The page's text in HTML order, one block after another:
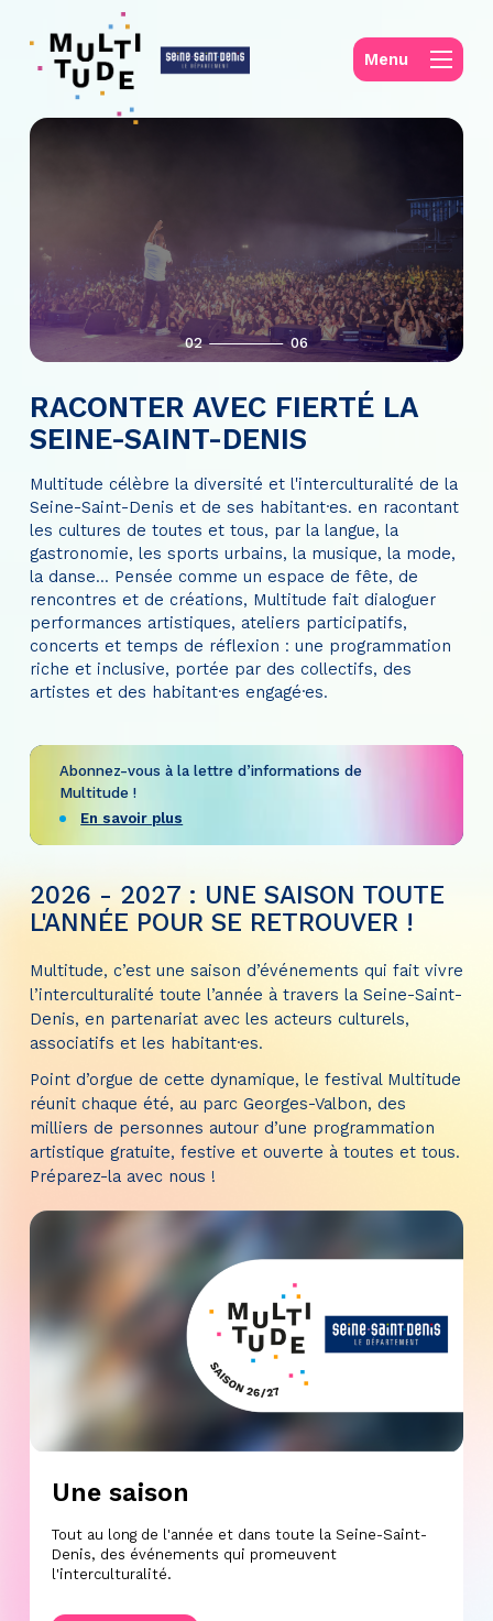
Menu
02 06
RACONTER AVEC FIERTÉ LA
SEINE-SAINT-DENIS
Multitude célèbre la diversité et l'interculturalité de la
Seine-Saint-Denis et de ses habitant·es. en racontant
les cultures de toutes et tous, par la langue, la
gastronomie, les sports urbains, la musique, la mode,
la danse... Pensée comme un espace de fête, de
rencontres et de créations, Multitude fait dialoguer
performances artistiques, ateliers participatifs,
concerts et temps de réflexion : une programmation
riche et inclusive, portée par des collectifs, des
artistes et des habitant·es engagé·es.
Abonnez-vous à la lettre d’informations de
Multitude !
En savoir plus
2026 - 2027 : UNE SAISON TOUTE
L'ANNÉE POUR SE RETROUVER !
Multitude, c’est une saison d’événements qui fait vivre
l’interculturalité toute l’année à travers la Seine-Saint-
Denis, en partenariat avec les acteurs culturels,
associatifs et les habitant·es.
Point d’orgue de cette dynamique, le festival Multitude
réunit chaque été, au parc Georges-Valbon, des
milliers de personnes autour d’une programmation
artistique gratuite, festive et ouverte à toutes et tous.
Préparez-la avec nous !
Une saison
Tout au long de l'année et dans toute la Seine-Saint-
Denis, des événements qui promeuvent
l'interculturalité.
Panneau de gestion des cookies